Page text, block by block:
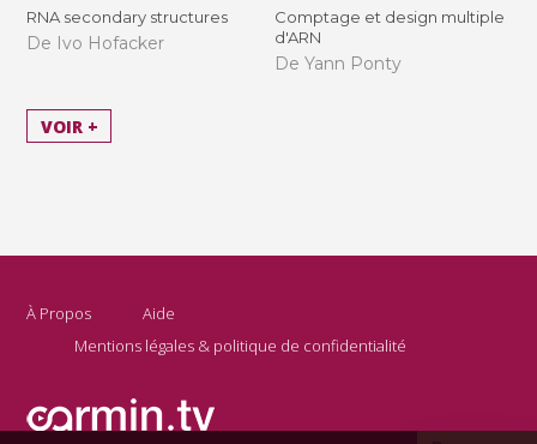
RNA secondary structures
De Ivo Hofacker
Comptage et design multiple
d'ARN
De Yann Ponty
VOIR +
À Propos
Aide
Mentions légales & politique de confidentialité